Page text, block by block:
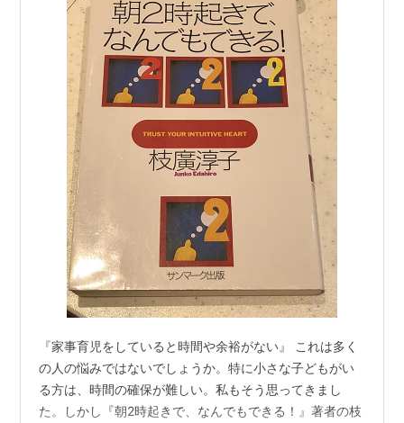
『家事育児をしていると時間や余裕がない』 これは多く
の人の悩みではないでしょうか。特に小さな子どもがい
る方は、時間の確保が難しい。私もそう思ってきまし
た。しかし『朝2時起きで、なんでもできる！』著者の枝